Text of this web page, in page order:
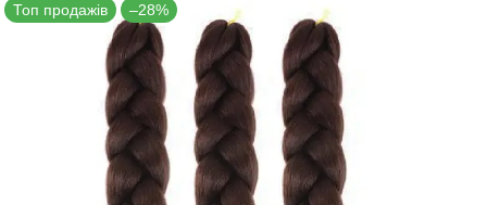
Топ продажів –28%